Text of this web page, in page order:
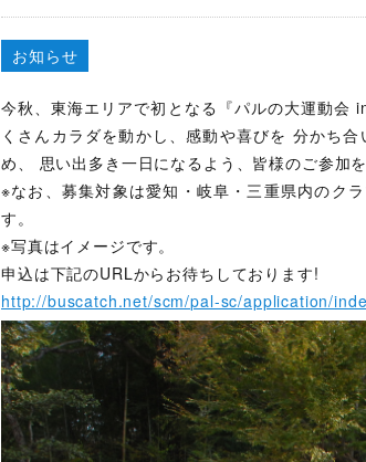
お知らせ
今秋、東海エリアで初となる『パルの大運動会
くさんカラダを動かし、感動や喜びを 分かち
め、 思い出多き一日になるよう、皆様のご参加
※なお、募集対象は愛知・岐阜・三重県内のク
す。
※写真はイメージです。
申込は下記のURLからお待ちしております!
http://buscatch.net/scm/pal-sc/application/